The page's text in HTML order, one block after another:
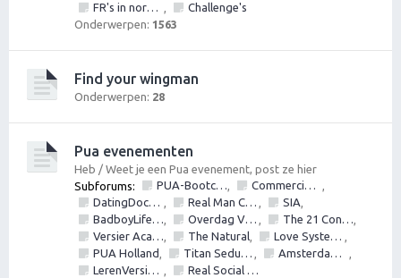
FR's in normal life
,
Challenge's
Onderwerpen: 1563
Find your wingman
Onderwerpen: 28
Pua evenementen
Heb / Weet je een Pua evenement, post ze hier
Subforums:
PUA-Bootcamps, Versiercursus, VersierWorkshops en PickupSeminars , Commerciële bedrijven / Reviews van versier workshops en pick up bootcamps
,
DatingDoctors
, Real Man Conference , SIA,
BadboyLifestyle
, Overdag Vrouwen Versieren.nl , The 21 Convention
,
Versier Academie
, The Natural, Love Systems
,
PUA Holland, Titan Seduction , Amsterdam Bootcamps
,
LerenVersieren.nl
,
Real Social Dynamics